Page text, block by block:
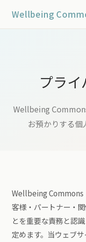
Wellbeing
プラ
Wellbeing
お預かりする個
Wellbeing Commons
客様・パートナー・
とを重要な責務と認
定めます。当ウェブ